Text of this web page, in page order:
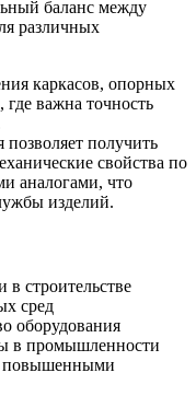
баланс между
различных
каркасов, опорных
важна точность
получить
свойства по
аналогами, что
изделий.
строительстве
сред
оборудования
в промышленности
повышенными